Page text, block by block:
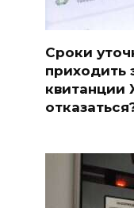
Сроки
приходить
квитанции